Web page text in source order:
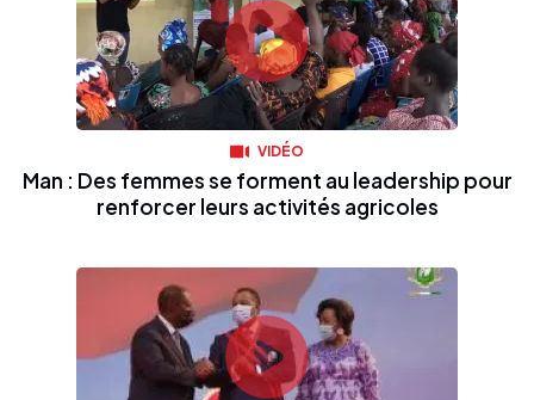
VIDÉO
Man : Des femmes se forment au leadership pour
renforcer leurs activités agricoles